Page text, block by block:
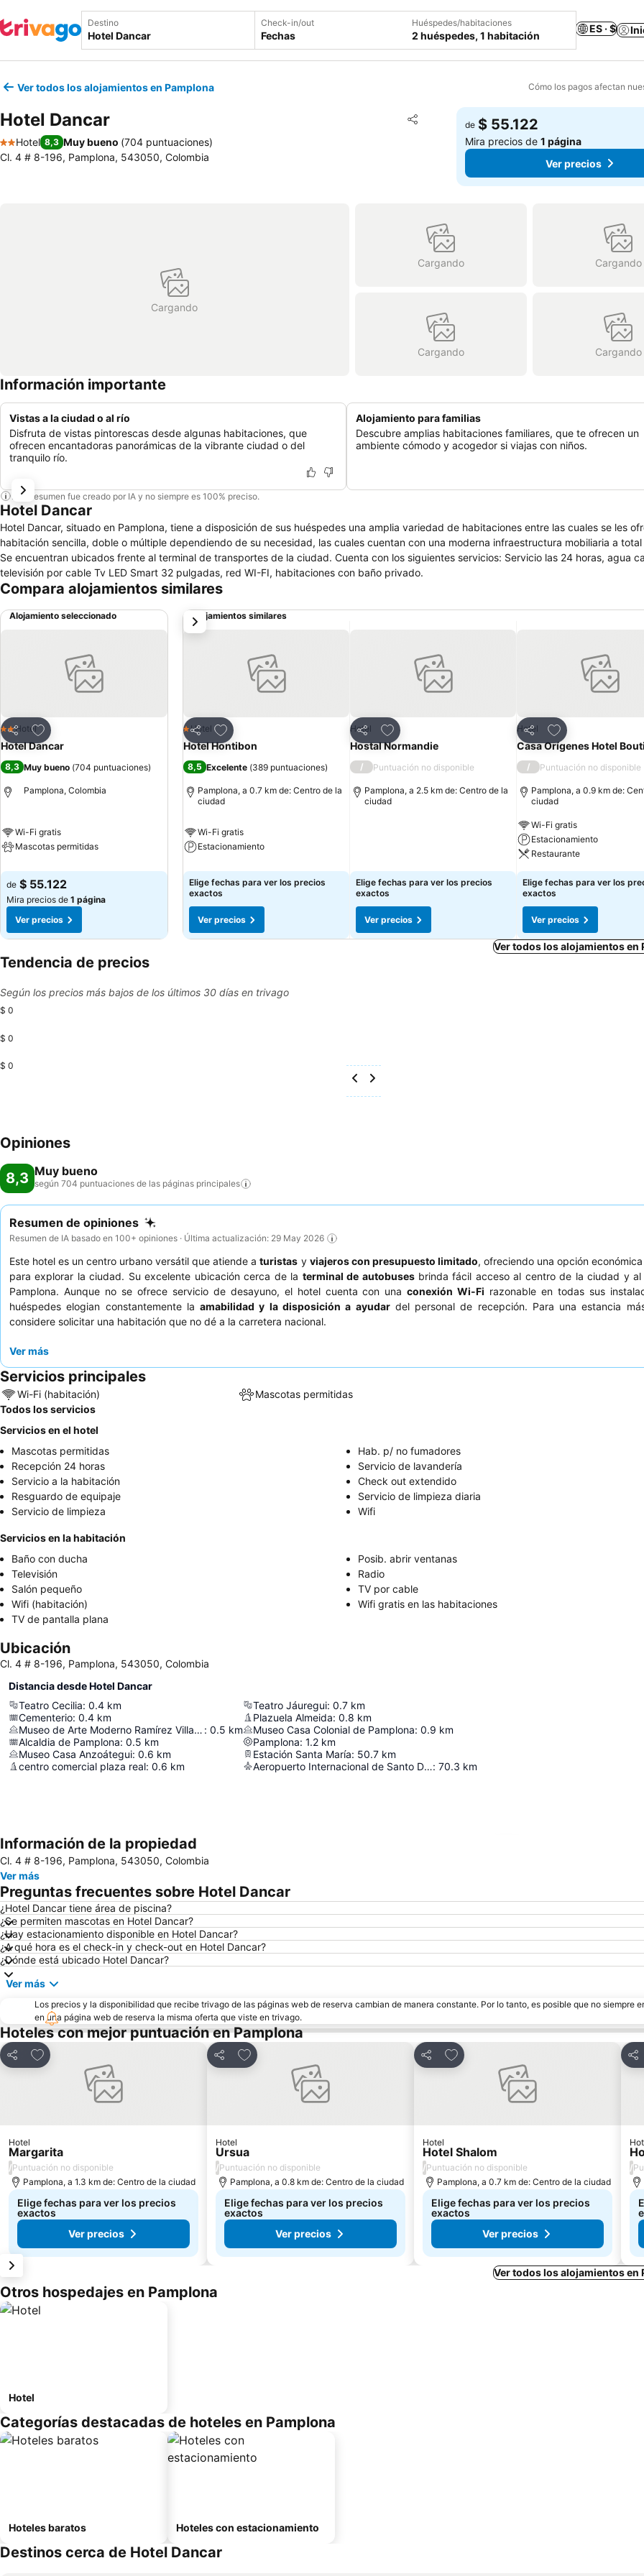
Destino Check-in/out
Fechas
Huéspedes/habitaciones
2 huéspedes, 1 habitación
ES · $
Ver todos los alojamientos en Pamplona Cómo los pagos afectan
Hotel Dancar Compartir
Agregar a favoritos
2 Estrellas
Hotel 8,3 Muy bueno (704 puntuaciones)
Cl. 4 # 8-196, Pamplona, 543050, Colombia
de $ 55.122
Mira precios de1 página
Ver precios
Cargando
Cargando Cargando
Cargando Cargando
Información importante
Vistas a la ciudad o al río
Disfruta de vistas pintorescas desde algunas habitaciones, que
ofrecen encantadoras panorámicas de la vibrante ciudad o del
tranquilo río.
Alojamiento para familias
Descubre amplias habitaciones familiares, que te ofrecen un
ambiente cómodo y acogedor si viajas con niños.
Este resumen fue creado por IA y no siempre es 100% preciso.
Hotel Dancar
Hotel Dancar, situado en Pamplona, tiene a disposición de sus huéspedes una amplia variedad de habitaciones entre las cuales se les
habitación sencilla, doble o múltiple dependiendo de su necesidad, las cuales cuentan con una moderna infraestructura mobiliaria a
Se encuentran ubicados frente al terminal de transportes de la ciudad. Cuenta con los siguientes servicios: Servicio las 24 horas, agua caliente,
televisión por cable Tv LED Smart 32 pulgadas, red WI-FI, habitaciones con baño privado.
Compara alojamientos similares
Alojamiento seleccionado
Compartir
Agregar a favoritos
2 Estrellas
Hotel
Hotel Dancar
8,3 Muy bueno (704 puntuaciones)
Pamplona, Colombia
Wi-Fi gratis
Mascotas permitidas
de $ 55.122
Mira precios de 1 página
Ver precios
Alojamientos similares
Compartir
Agregar a favoritos
1 Estrellas
Hotel
Hotel Hontibon
8,5 Excelente (389 puntuaciones)
Pamplona, a 0.7 km de: Centro de la
ciudad
Wi-Fi gratis
Estacionamiento
Elige fechas para ver los precios
exactos
Ver precios
Compartir
Agregar a favoritos
Hotel
Hostal Normandie
/ Puntuación no disponible
Pamplona, a 2.5 km de: Centro de la
ciudad
Elige fechas para ver los precios
exactos
Ver precios
Compartir
Agregar a
Hotel
Casa Orígenes Hotel
/ Puntuación no disponible
Pamplona, a 0.9 km de:
ciudad
Wi-Fi gratis
Estacionamiento
Restaurante
Elige fechas para ver los
exactos
Ver precios
siguiente
Ver todos los alojamientos en
Tendencia de precios
Según los precios más bajos de los últimos 30 días en trivago
$ 0
$ 0
$ 0
Opiniones
8,3 Muy bueno
según 704 puntuaciones de las páginas principales
Resumen de opiniones
Resumen de IA basado en 100+ opiniones · Última actualización: 29 May 2026
Este hotel es un centro urbano versátil que atiende aturistas y viajeros con presupuesto limitado, ofreciendo una opción
para explorar la ciudad. Su excelente ubicación cerca de la terminal de autobusesbrinda fácil acceso al centro de la ciudad y al
Pamplona. Aunque no se ofrece servicio de desayuno, el hotel cuenta con unaconexión Wi-Fi razonable en todas sus
huéspedes elogian constantemente laamabilidad y la disposición a ayudardel personal de recepción. Para una estancia
considere solicitar una habitación que no dé a la carretera nacional.
Ver más
Servicios principales
Wi-Fi (habitación)
Mascotas permitidas
Todos los servicios
Servicios en el hotel
Mascotas permitidas
Hab. p/ no fumadores
Recepción 24 horas
Servicio de lavandería
Servicio a la habitación
Check out extendido
Resguardo de equipaje
Servicio de limpieza diaria
Servicio de limpieza
Wifi
Servicios en la habitación
Baño con ducha
Posib. abrir ventanas
Televisión
Radio
Salón pequeño
TV por cable
Wifi (habitación)
Wifi gratis en las habitaciones
TV de pantalla plana
Ubicación
Cl. 4 # 8-196, Pamplona, 543050, Colombia
Distancia desde Hotel Dancar
Teatro Cecilia: 0.4 km
Cementerio: 0.4 km
Museo de Arte Moderno Ramírez Villamizar : 0.5 km
Alcaldia de Pamplona: 0.5 km
Museo Casa Anzoátegui: 0.6 km
centro comercial plaza real: 0.6 km
Teatro Jáuregui: 0.7 km
Plazuela Almeida: 0.8 km
Museo Casa Colonial de Pamplona: 0.9 km
Pamplona: 1.2 km
Estación Santa María: 50.7 km
Aeropuerto Internacional de Santo Domingo: 70.3 km
Información de la propiedad
Cl. 4 # 8-196, Pamplona, 543050, Colombia
Ver más
Preguntas frecuentes sobre Hotel Dancar
¿Hotel Dancar tiene área de piscina?
¿Se permiten mascotas en Hotel Dancar?
¿Hay estacionamiento disponible en Hotel Dancar?
¿A qué hora es el check-in y check-out en Hotel Dancar?
¿Dónde está ubicado Hotel Dancar?
Ver más
Los precios y la disponibilidad que recibe trivago de las páginas web de reserva cambian de manera constante. Por lo tanto, es posible que no siempre
en una página web de reserva la misma oferta que viste en trivago.
Hoteles con mejor puntuación en Pamplona
Compartir
Agregar a favoritos
Hotel
Margarita
/Puntuación no disponible
Pamplona, a 1.3 km de: Centro de la ciudad
Elige fechas para ver los precios
exactos
Ver precios
Compartir
Agregar a favoritos
Hotel
Ursua
/Puntuación no disponible
Pamplona, a 0.8 km de: Centro de la ciudad
Elige fechas para ver los precios
exactos
Ver precios
Compartir
Agregar a favoritos
Hotel
Hotel Shalom
/Puntuación no disponible
Pamplona, a 0.7 km de: Centro de la ciudad
Elige fechas para ver los precios
exactos
Ver precios
/
Ver todos los alojamientos en
Otros hospedajes en Pamplona
Hotel
Categorías destacadas de hoteles en Pamplona
Hoteles baratos Hoteles con estacionamiento
Destinos cerca de Hotel Dancar